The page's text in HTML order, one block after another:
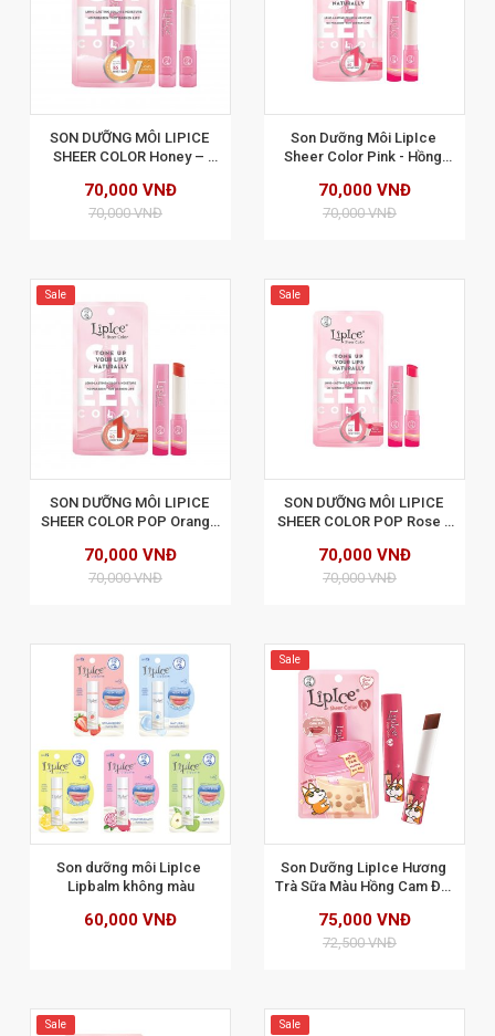
SON DƯỠNG MÔI LIPICE
SHEER COLOR Honey –
70,000 VNĐ
70,000 VNĐ
Son Dưỡng Môi LipIce
Sheer Color Pink - Hồng
70,000 VNĐ
70,000 VNĐ
Sale
SON DƯỠNG MÔI LIPICE
SHEER COLOR POP Orange
70,000 VNĐ
70,000 VNĐ
Sale
SON DƯỠNG MÔI LIPICE
SHEER COLOR POP Rose -
70,000 VNĐ
70,000 VNĐ
Son dưỡng môi LipIce
Lipbalm không màu
60,000 VNĐ
Sale
XEM CHI TIẾT
Son Dưỡng LipIce Hương
Trà Sữa Màu Hồng Cam Đất
75,000 VNĐ
72,500 VNĐ
Sale Sale